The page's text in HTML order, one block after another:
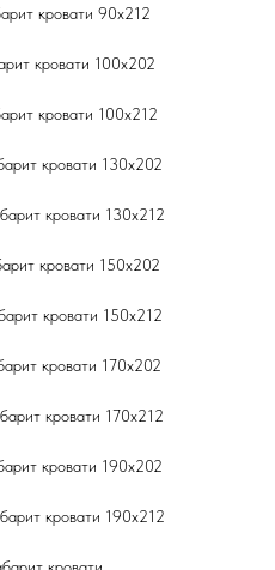
кровати 90х212
кровати 100х202
кровати 100х212
кровати 130х202
кровати 130х212
кровати 150х202
кровати 150х212
кровати 170х202
кровати 170х212
кровати 190х202
кровати 190х212